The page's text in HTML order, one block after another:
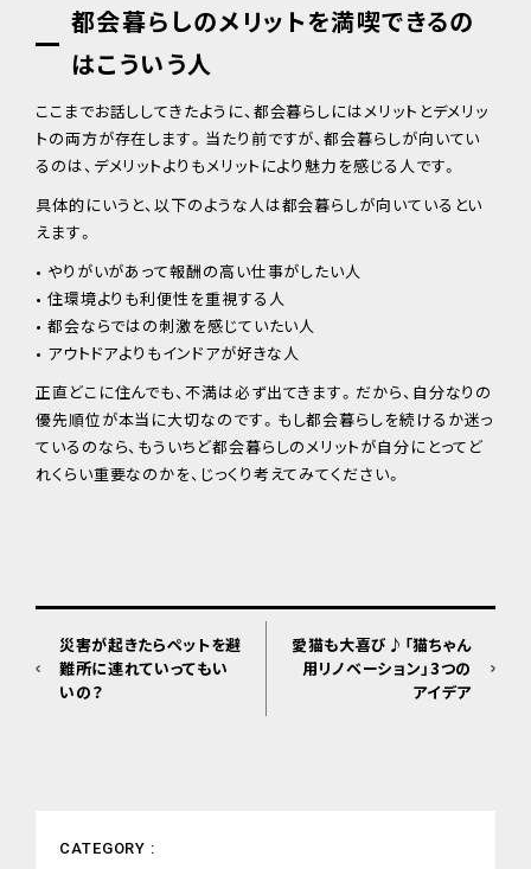
都会暮らしのメリットを満喫できるの
はこういう人
ここまでお話ししてきたように、都会暮らしにはメリットとデメリッ
トの両方が存在します。当たり前ですが、都会暮らしが向いてい
るのは、デメリットよりもメリットにより魅力を感じる人です。
具体的にいうと、以下のような人は都会暮らしが向いているとい
えます。
• やりがいがあって報酬の高い仕事がしたい人
• 住環境よりも利便性を重視する人
• 都会ならではの刺激を感じていたい人
• アウトドアよりもインドアが好きな人
正直どこに住んでも、不満は必ず出てきます。だから、自分なりの
優先順位が本当に大切なのです。もし都会暮らしを続けるか迷っ
ているのなら、もういちど都会暮らしのメリットが自分にとってど
れくらい重要なのかを、じっくり考えてみてください。
災害が起きたらペットを避
難所に連れていってもい
いの？
愛猫も大喜び♪「猫ちゃん
用リノベーション」3つの
アイデア
CATEGORY :